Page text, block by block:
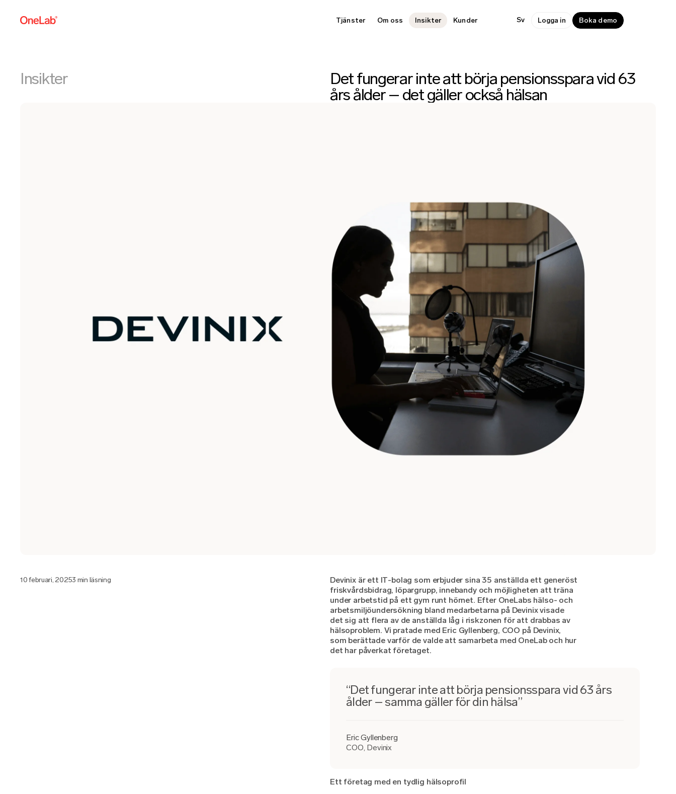
Tjänster Om oss Insikter Kunder Sv Logga in Boka demo
Insikter
Det fungerar inte att börja pensionsspara vid 63
års ålder – det gäller också hälsan
10 februari, 20253 min läsning
Devinix är ett IT-bolag som erbjuder sina 35 anställda ett generöst
friskvårdsbidrag, löpargrupp, innebandy och möjligheten att träna
under arbetstid på ett gym runt hörnet. Efter OneLabs hälso- och
arbetsmiljöundersökning bland medarbetarna på Devinix visade
det sig att flera av de anställda låg i riskzonen för att drabbas av
hälsoproblem. Vi pratade med Eric Gyllenberg, COO på Devinix,
som berättade varför de valde att samarbeta med OneLab och hur
det har påverkat företaget.
“Det fungerar inte att börja pensionsspara vid 63 års
ålder – samma gäller för din hälsa”
Eric Gyllenberg
COO, Devinix
Ett företag med en tydlig hälsoprofil